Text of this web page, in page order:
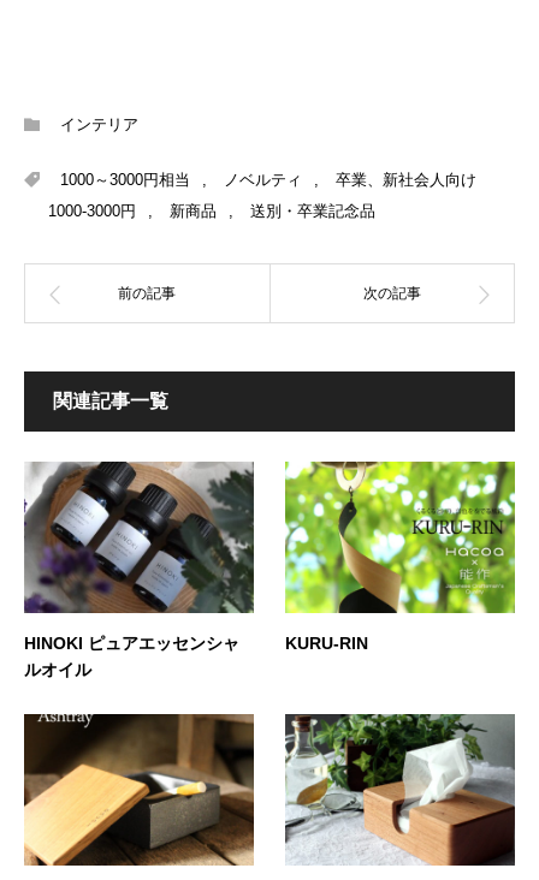
インテリア
1000～3000円相当 ノベルティ
卒業、新社会人向け
1000-3000円
新商品 送別・卒業記念品
関連記事一覧
HINOKI ピュアエッセンシャ
ルオイル
KURU-RIN